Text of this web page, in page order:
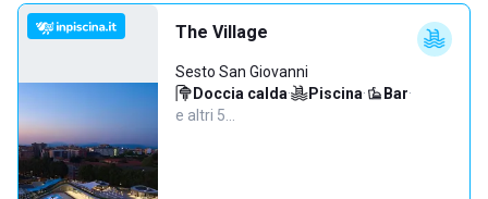
The Village
Sesto San Giovanni
Doccia calda· Piscina· Bar·
e altri 5…